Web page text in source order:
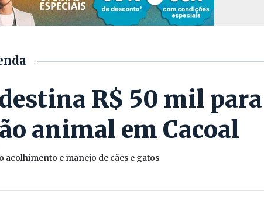
R$ 50 mil para
animal em Cacoal
e manejo de cães e gatos